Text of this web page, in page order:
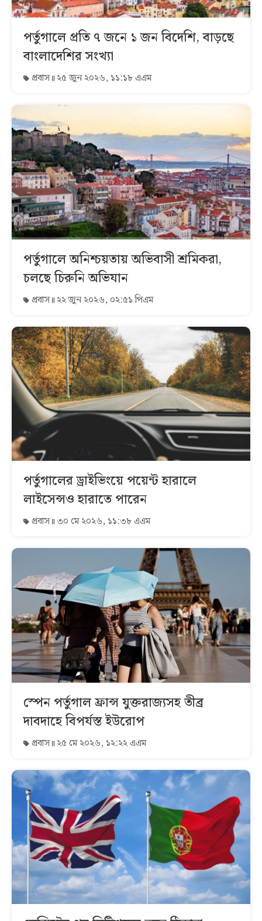
পর্তুগালে প্রতি ৭ জনে ১ জন বিদেশি, বাড়ছে
বাংলাদেশির সংখ্যা
প্রবাস ২৫ জুন ২০২৬, ১১:১৮ এএম
পর্তুগালে অনিশ্চয়তায় অভিবাসী শ্রমিকরা,
চলছে চিরুনি অভিযান
প্রবাস ২২ জুন ২০২৬, ০২:৫১ পিএম
পর্তুগালের ড্রাইভিংয়ে পয়েন্ট হারালে
লাইসেন্সও হারাতে পারেন
প্রবাস ৩০ মে ২০২৬, ১১:৩৮ এএম
স্পেন পর্তুগাল ফ্রান্স যুক্তরাজ্যসহ তীব্র
দাবদাহে বিপর্যস্ত ইউরোপ
প্রবাস ২৫ মে ২০২৬, ১২:২২ এএম